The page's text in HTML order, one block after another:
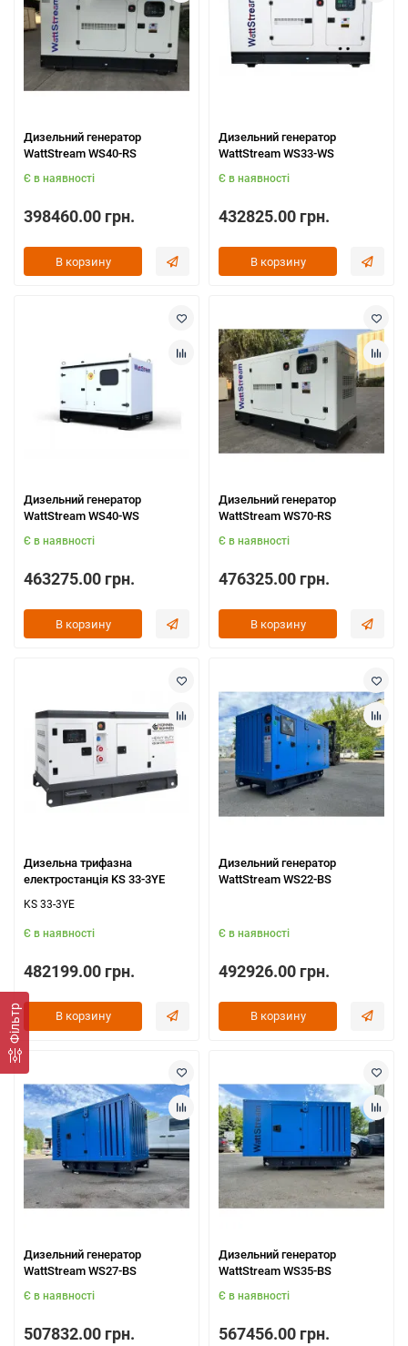
Фільтр
Дизельний генератор
WattStream WS40-RS
Є в наявності
398460.00 грн.
В корзину
Дизельний генератор
WattStream WS33-WS
Є в наявності
432825.00 грн.
В корзину
Дизельний генератор
WattStream WS40-WS
Є в наявності
463275.00 грн.
В корзину
Дизельний генератор
WattStream WS70-RS
Є в наявності
476325.00 грн.
В корзину
Дизельна трифазна
електростанція KS 33-3YE
KS 33-3YE
Є в наявності
482199.00 грн.
В корзину
Дизельний генератор
WattStream WS22-BS
Є в наявності
492926.00 грн.
В корзину
Дизельний генератор
WattStream WS27-BS
Є в наявності
507832.00 грн.
Дизельний генератор
WattStream WS35-BS
Є в наявності
567456.00 грн.